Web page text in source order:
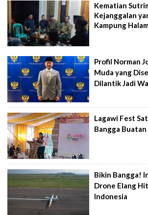
Kematian
Kejanggalan
Kampung
Profil Norman
Muda yang
Dilantik Jadi
Lagawi Fest
Bangga
Bikin Bangga!
Drone Elang
Indonesia